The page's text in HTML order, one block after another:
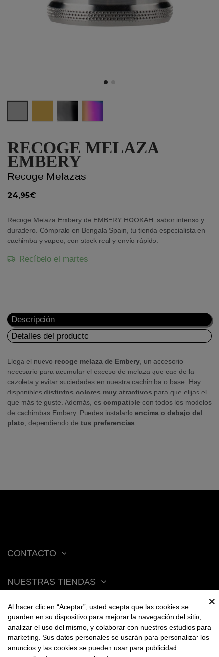
RECOGE MELAZA
EMBERY
Recoge Melazas
24,95€
Recoge Melaza Embery de EMBERY HOOKAH: sabor intenso y
duradero. Cómpralo en Bengala Spain, tu tienda especialista en
cachimba y vapeo, con stock real y envío rápido.
Recíbelo el martes
Descripción
Detalles del producto
Llega el nuevo recoge melaza de Embery , un accesorio
necesario para acumular el exceso de melaza que cae de la
cazoleta y evitar suciedades en nuestra cachimba o base. Hay
disponibles distintos colores muy atractivos para que elijas el
que más te guste. Además, es compatible con todos los modelos
de cachimbas Embery. Puedes instalarlo encima o debajo del
plato , dependiendo de tus preferencias
CONTACTO
NUESTRAS TIENDAS
ACERCA DE BENGALA
AYUDA
×
Al hacer clic en “Aceptar”, usted acepta que las cookies se
guarden en su dispositivo para mejorar la navegación del sitio,
analizar el uso del mismo, y colaborar con nuestros estudios para
marketing. Sus datos personales se usarán para personalizar los
anuncios y las cookies se pueden usar para publicidad